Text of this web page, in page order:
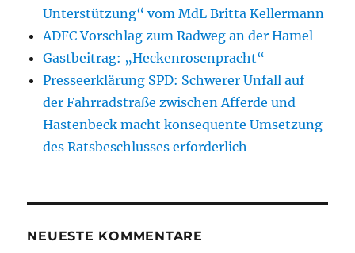
Unterstützung“ vom MdL Britta Kellermann
ADFC Vorschlag zum Radweg an der Hamel
Gastbeitrag: „Heckenrosenpracht“
Presseerklärung SPD: Schwerer Unfall auf
der Fahrradstraße zwischen Afferde und
Hastenbeck macht konsequente Umsetzung
des Ratsbeschlusses erforderlich
NEUESTE KOMMENTARE